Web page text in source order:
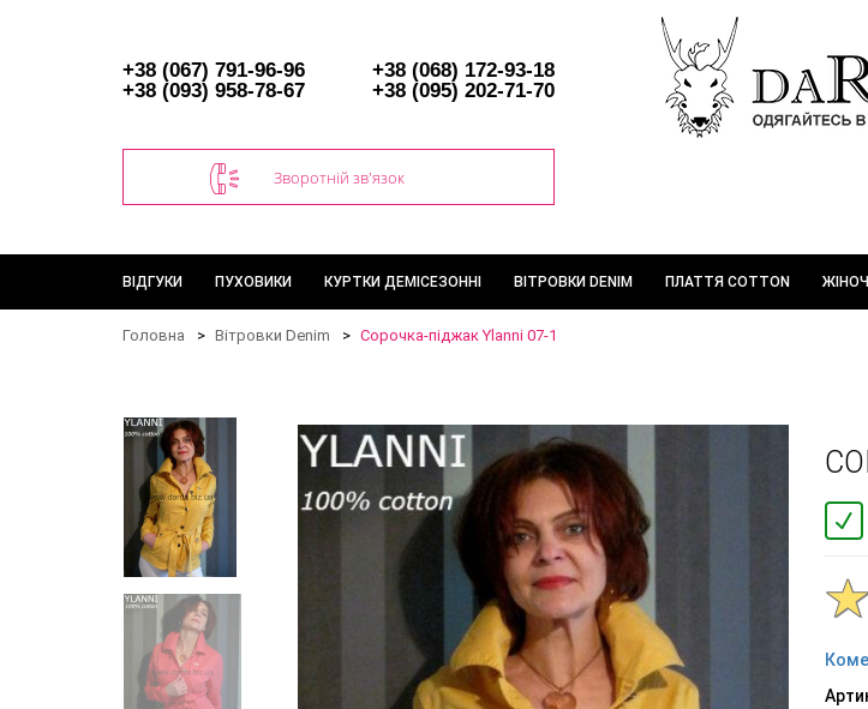
+38 (067) 791-96-96
+38 (068) 172-93-18
+38 (093) 958-78-67
+38 (095) 202-71-70
Зворотній зв'язок
ВІДГУКИ ПУХОВИКИ КУРТКИ ДЕМІСЕЗОННІ ВІТРОВКИ DENIM ПЛАТТЯ COTTON
Головна Вітровки Denim Сорочка-піджак Ylanni 07-1